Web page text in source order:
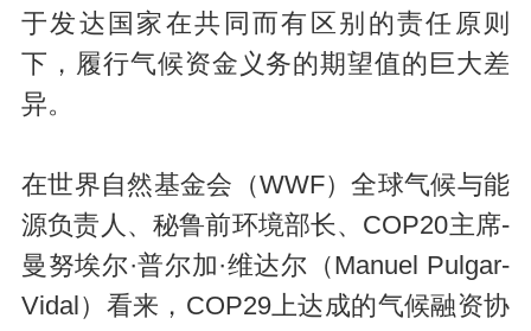
于发达国家在共同而有区别的责任原则
下，履行气候资金义务的期望值的巨大差
异。
在世界自然基金会（WWF）全球气候与能
源负责人、秘鲁前环境部长、COP20主席-
曼努埃尔·普尔加·维达尔（Manuel Pulgar-
Vidal）看来，COP29上达成的气候融资协